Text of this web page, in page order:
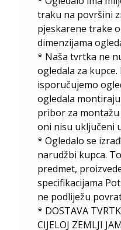
traku na površini
pjeskarene trake
dimenzijama
* Naša tvrtka ne
ogledala za
isporučujemo
ogledala
pribor za
oni nisu uključeni
* Ogledalo se
narudžbi kupca.
predmet,
specifikacijama
ne podliježu
* DOSTAVA
CIJELOJ ZEMLJI